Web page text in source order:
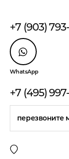
+7 (903)
WhatsApp
+7 (495)
перезвоните